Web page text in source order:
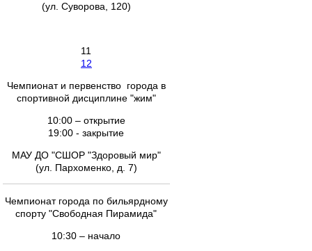
(ул. Суворова, 120)
11
12
Чемпионат и первенство города в
спортивной дисциплине "жим"
10:00 – открытие
19:00 - закрытие
МАУ ДО "СШОР "Здоровый мир"
(ул. Пархоменко, д. 7)
Чемпионат города по бильярдному
спорту "Свободная Пирамида"
10:30 – начало